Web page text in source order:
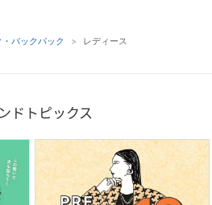
・バックパック レディース
ドトピックス